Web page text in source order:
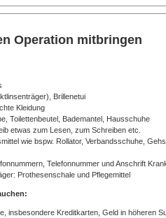
Operation mitbringen
Brillenetui
Kleidung
Toilettenbeutel, Bademantel, Hausschuhe
etwas zum Lesen, zum Schreiben etc.
wie bspw. Rollator, Verbandsschuhe,
Telefonnummer und Anschrift
Prothesenschale und Pflegemittel
insbesondere Kreditkarten, Geld in höheren